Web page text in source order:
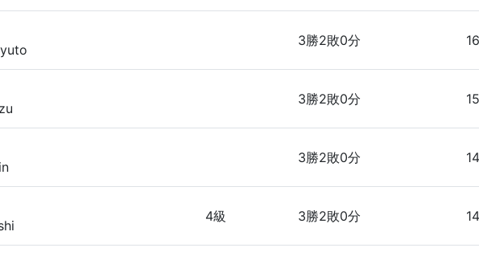
3勝2敗0分
3勝2敗0分
3勝2敗0分
4級 3勝2敗0分